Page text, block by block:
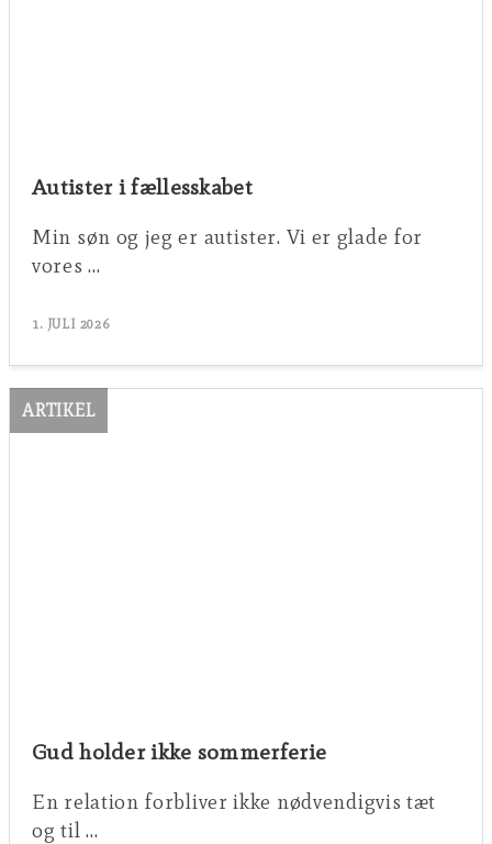
Autister i fællesskabet
Min søn og jeg er autister. Vi er glade for
vores …
1. JULI 2026
ARTIKEL
Gud holder ikke sommerferie
En relation forbliver ikke nødvendigvis tæt
og til …